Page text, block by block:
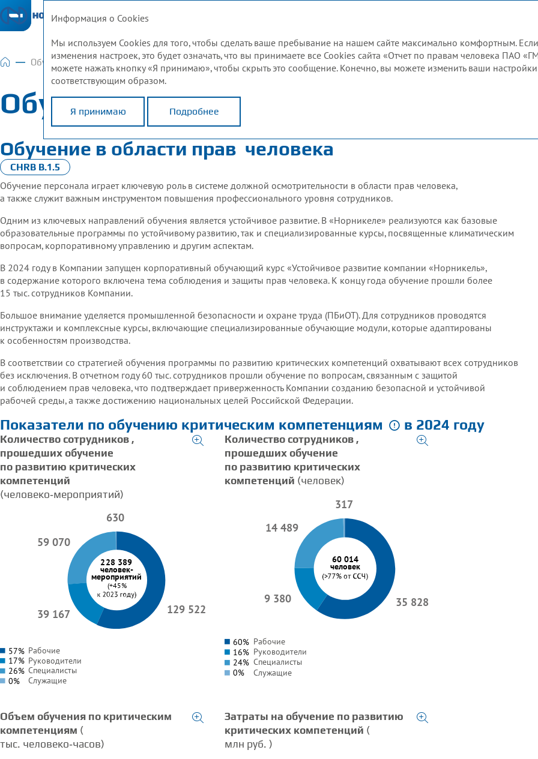
в 2014–2024 годах
прав человека
«Норникеля» до 2030 года
в области прав человека
«Норникеле»
системы должной осмотрительности в области прав человека?
в области прав человека в 2024 году
права человека
рассмотрения жалоб
народов
прав человека по итогам 2024 года
народов
об отчете
ООН в области предпринимательской деятельности в аспекте прав человека
в области прав человека (CHRB)
Глобального договора» ООН в России на Отчет по правам человека ПАО «ГМК
Обучение в «Норникеле»
Обучение в«Норникеле»
Обучение в области прав человека
CHRB B.1.5
Обучение персонала играет ключевую роль в системе должной осмотрительности в области прав человека,
а также служит важным инструментом повышения профессионального уровня сотрудников.
Одним из ключевых направлений обучения является устойчивое развитие. В «Норникеле» реализуются как базовые
образовательные программы по устойчивому развитию, так и специализированные курсы, посвященные климатическим
вопросам, корпоративному управлению и другим аспектам.
В 2024 году в Компании запущен корпоративный обучающий курс «Устойчивое развитие компании «Норникель»,
в содержание которого включена тема соблюдения и защиты прав человека. К концу года обучение прошли более
15 тыс. сотрудников Компании.
Большое внимание уделяется промышленной безопасности и охране труда (ПБиОТ). Для сотрудников проводятся
инструктажи и комплексные курсы, включающие специализированные обучающие модули, которые адаптированы
к особенностям производства.
В соответствии со стратегией обучения программы по развитию критических компетенций охватывают всех сотрудников
без исключения. В отчетном году 60 тыс. сотрудников прошли обучение по вопросам, связанным с защитой
и соблюдением прав человека, что подтверждает приверженность Компании созданию безопасной и устойчивой
рабочей среды, а также достижению национальных целей Российской Федерации.
Показатели по обучению критическим компетенциям в 2024 году
Количество сотрудников ,
прошедших обучение
по развитию критических
компетенций
(человеко‑мероприятий)
129 522
39 167
59 070
228 389
(+45%
630
57%
17%
26%
0%
Рабочие
Руководители
Специалисты
Служащие
человек-
мероприятий
Количество сотрудников ,
прошедших обучение
по развитию критических
компетенций (человек)
35 828
9 380
14 489
317
60%
16%
24%
0%
Рабочие
Руководители
Специалисты
Служащие
60 014
человек
Объем обучения по критическим
компетенциям (
тыс. человеко‑часов)
Затраты на обучение по развитию
критических компетенций (
млн руб. )
Информация о Cookies
Мы используем Cookies для того, чтобы сделать ваше пребывание на нашем сайте максимально комфортным.
изменения настроек, это будет означать, что вы принимаете все Cookies сайта «Отчет по правам человека ПАО
можете нажать кнопку «Я принимаю», чтобы скрыть это сообщение. Конечно, вы можете изменить ваши
соответствующим образом.
Я принимаю Подробнее